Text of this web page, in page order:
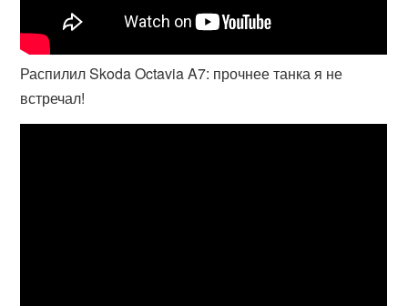
Распилил Skoda Octavia A7: прочнее танка я не
встречал!